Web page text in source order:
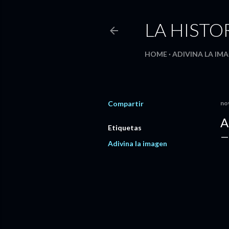
LA
HOME ADIVINA LA
Compartir
Etiquetas
Adivina la imagen